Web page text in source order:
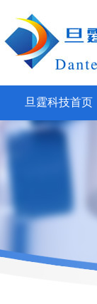
旦霆科技首页